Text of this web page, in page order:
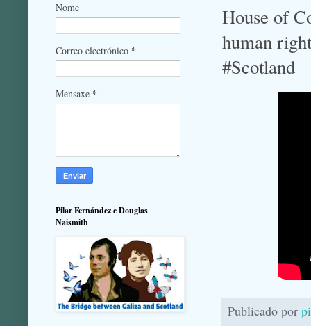
House of
human
#Scotland
Publicado por
Nome
Correo electrónico *
Mensaxe *
Pilar Fernández e Douglas
Naismith